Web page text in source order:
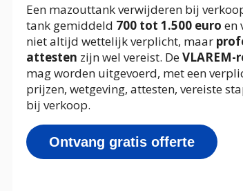
Een mazouttank verwijderen bij
tank gemiddeld 700 tot 1.500 euro en
niet altijd wettelijk verplicht, maar
attesten zijn wel vereist. De
mag worden uitgevoerd, met een
prijzen, wetgeving, attesten, vereiste
bij verkoop.
Ontvang gratis offerte